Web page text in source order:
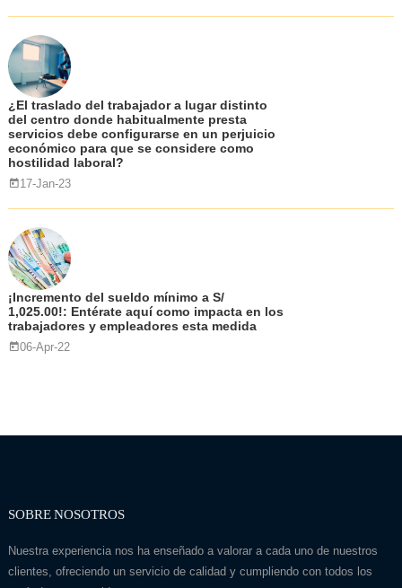
¿El traslado del trabajador a lugar distinto
del centro donde habitualmente presta
servicios debe configurarse en un perjuicio
económico para que se considere como
hostilidad laboral?
17-Jan-23
¡Incremento del sueldo mínimo a S/
1,025.00!: Entérate aquí como impacta en los
trabajadores y empleadores esta medida
06-Apr-22
SOBRE NOSOTROS
Nuestra experiencia nos ha enseñado a valorar a cada uno de nuestros
clientes, ofreciendo un servicio de calidad y cumpliendo con todos los